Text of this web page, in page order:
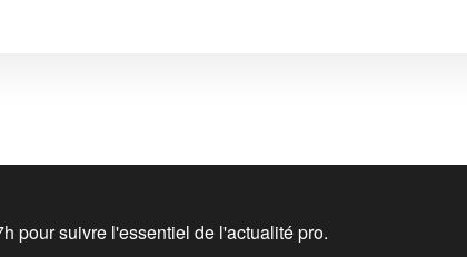
pour suivre l'essentiel de l'actualité pro.